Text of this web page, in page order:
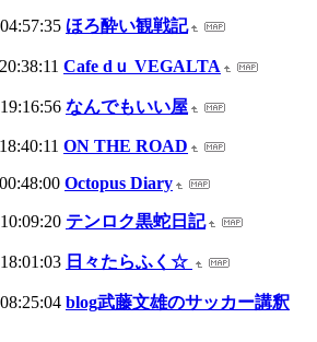
ほろ酔い観戦記
Cafe dｕ VEGALTA
なんでもいい屋
ON THE ROAD
Octopus Diary
テンロク黒蛇日記
日々たらふく☆
blog武藤文雄のサッカー講釈